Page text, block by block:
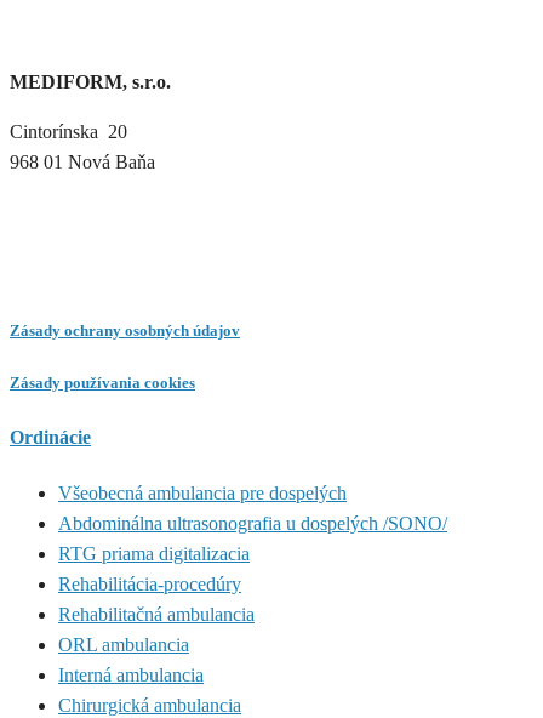
MEDIFORM, s.r.o.
Cintorínska 20
968 01 Nová Baňa
Zásady ochrany osobných údajov
Zásady používania cookies
Ordinácie
Všeobecná ambulancia pre dospelých
Abdominálna ultrasonografia u dospelých /SONO/
RTG priama digitalizacia
Rehabilitácia-procedúry
Rehabilitačná ambulancia
ORL ambulancia
Interná ambulancia
Chirurgická ambulancia